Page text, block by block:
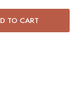
TO CART